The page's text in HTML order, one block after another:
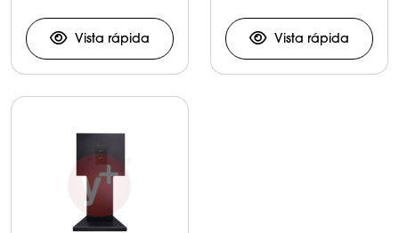
Celulares y
Tabletas
Vista rápida Vista rápida